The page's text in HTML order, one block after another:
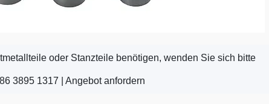
oder Stanzteile benötigen, wenden Sie sich bitte
3895 1317 | Angebot anfordern